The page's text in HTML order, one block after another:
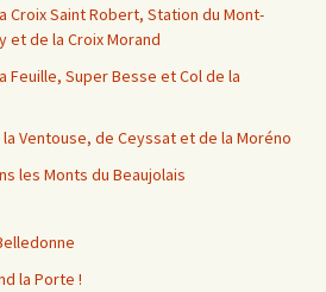
Croix Saint Robert, Station du Mont-
et de la Croix Morand
Feuille, Super Besse et Col de la
Ventouse, de Ceyssat et de la Moréno
les Monts du Beaujolais
la Porte !